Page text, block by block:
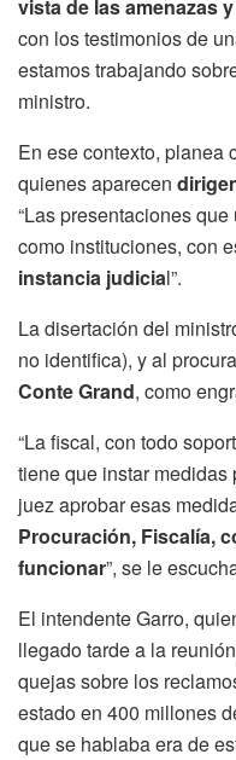
vista de las amenazas
con los testimonios de
estamos trabajando
ministro.
En ese contexto, planea
quienes aparecen
“Las presentaciones
como instituciones, con
instancia judicial”.
La disertación del
no identifica), y al
Conte Grand, como
“La fiscal, con todo
tiene que instar medidas
juez aprobar esas
Procuración, Fiscalía,
funcionar”, se le
El intendente Garro,
llegado tarde a la
quejas sobre los
estado en 400 millones
que se hablaba era de